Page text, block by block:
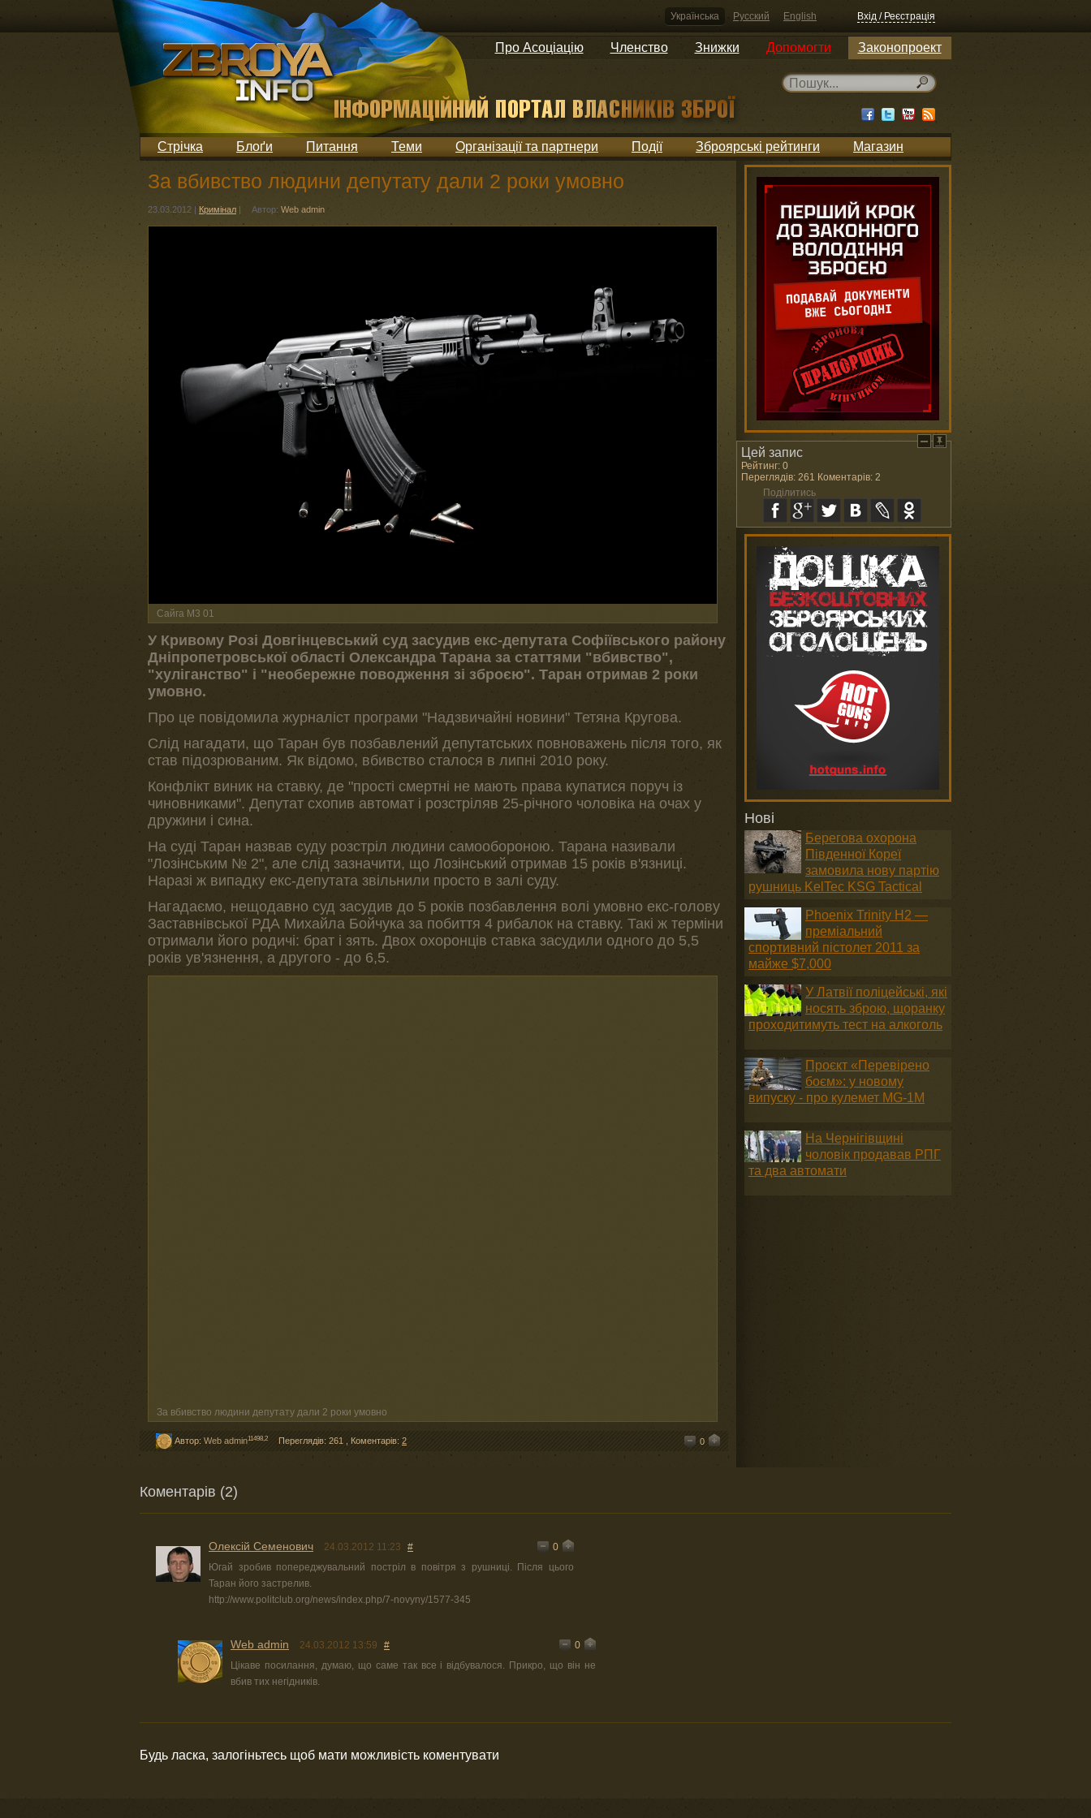
Українська Русский English Вхід / Реєстрація
Про Асоціацію Членство Знижки Допомогти Законопроект
Стрічка Блоґи Питання Теми Організації та партнери Події Зброярські рейтинги Магазин
За вбивство людини депутату дали 2 роки умовно
23.03.2012 | Кримінал | Автор: Web admin
Сайга М3 01
У Кривому Розі Довгінцевський суд засудив екс-депутата Софіївського району
Дніпропетровської області Олександра Тарана за статтями "вбивство",
"хуліганство" і "необережне поводження зі зброєю". Таран отримав 2 роки
умовно.
Про це повідомила журналіст програми "Надзвичайні новини" Тетяна Кругова.
Слід нагадати, що Таран був позбавлений депутатських повноважень після того, як
став підозрюваним. Як відомо, вбивство сталося в липні 2010 року.
Конфлікт виник на ставку, де "прості смертні не мають права купатися поруч із
чиновниками". Депутат схопив автомат і розстріляв 25-річного чоловіка на очах у
дружини і сина.
На суді Таран назвав суду розстріл людини самообороною. Тарана називали
"Лозінським № 2", але слід зазначити, що Лозінський отримав 15 років в'язниці.
Наразі ж випадку екс-депутата звільнили просто в залі суду.
Нагадаємо, нещодавно суд засудив до 5 років позбавлення волі умовно екс-голову
Заставнівської РДА Михайла Бойчука за побиття 4 рибалок на ставку. Такі ж терміни
отримали його родичі: брат і зять. Двох охоронців ставка засудили одного до 5,5
років ув'язнення, а другого - до 6,5.
За вбивство людини депутату дали 2 роки умовно
Автор: Web admin11498,2 Переглядів: 261 Коментарів: 2 0
Нові
Берегова охорона
Південної Кореї
замовила нову партію
рушниць KelTec KSG Tactical
Phoenix Trinity H2 —
преміальний
спортивний пістолет 2011 за
майже $7,000
У Латвії поліцейські, які
носять зброю, щоранку
проходитимуть тест на алкоголь
Проєкт «Перевірено
боєм»: у новому
випуску - про кулемет MG-1М
На Чернігівщині
чоловік продавав РПГ
та два автомати
Цей запис
Рейтинг: 0
Переглядів: 261 Коментарів: 2
Поділитись
Коментарів (2)
Олексій Семенович 24.03.2012 11:23 #
0
Югай зробив попереджувальний постріл в повітря з рушниці. Після цього
Таран його застрелив.
http://www.politclub.org/news/index.php/7-novyny/1577-345
Web admin 24.03.2012 13:59 #
0
Цікаве посилання, думаю, що саме так все і відбувалося. Прикро, що він не
вбив тих негідників.
Будь ласка, залогіньтесь щоб мати можливість коментувати